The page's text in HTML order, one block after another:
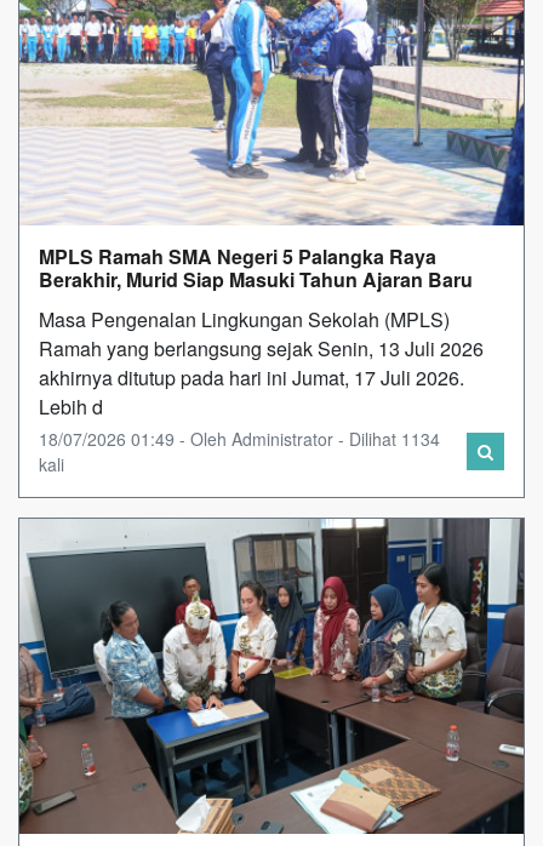
MPLS Ramah SMA Negeri 5 Palangka Raya
Berakhir, Murid Siap Masuki Tahun Ajaran Baru
Masa Pengenalan Lingkungan Sekolah (MPLS)
Ramah yang berlangsung sejak Senin, 13 Juli 2026
akhirnya ditutup pada hari ini Jumat, 17 Juli 2026.
Lebih d
18/07/2026 01:49 - Oleh Administrator - Dilihat 1134
kali